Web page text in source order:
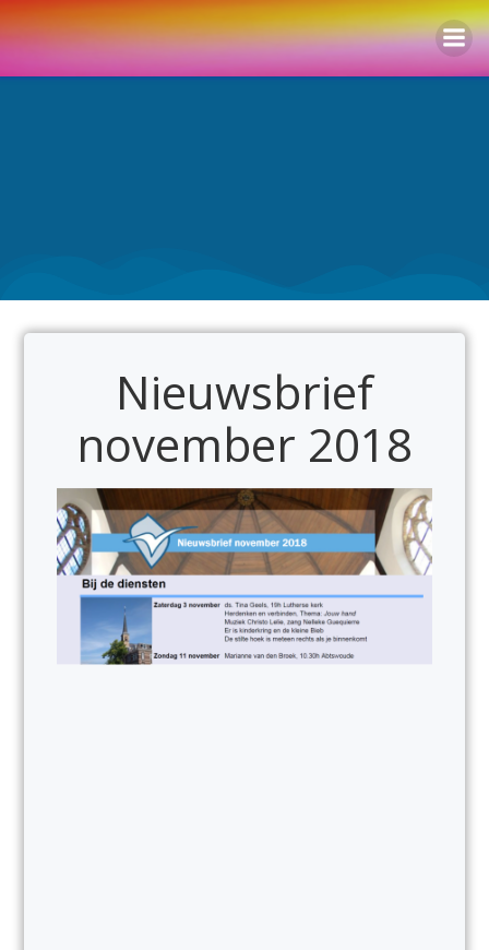
Naar
de
inhoud
Nieuwsbrief
november 2018